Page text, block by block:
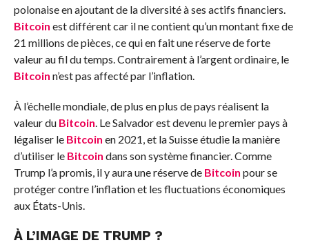
polonaise en ajoutant de la diversité à ses actifs financiers.
Bitcoin est différent car il ne contient qu’un montant fixe de
21 millions de pièces, ce qui en fait une réserve de forte
valeur au fil du temps.Contrairement à l’argent ordinaire, le
Bitcoin n’est pas affecté par l’inflation.
À l’échelle mondiale, de plus en plus de pays réalisent la
valeur du Bitcoin. Le Salvador est devenu le premier pays à
légaliser le Bitcoin en 2021, et la Suisse étudie la manière
d’utiliser le Bitcoin dans son système financier.Comme
Trump l’a promis, il y aura une réserve de Bitcoin pour se
protéger contre l’inflation et les fluctuations économiques
aux États-Unis.
À L’IMAGE DE TRUMP ?